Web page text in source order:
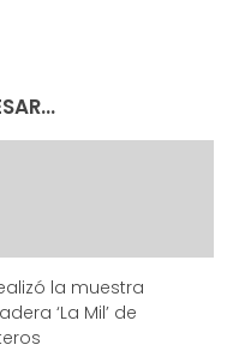
la muestra
‘La Mil’ de